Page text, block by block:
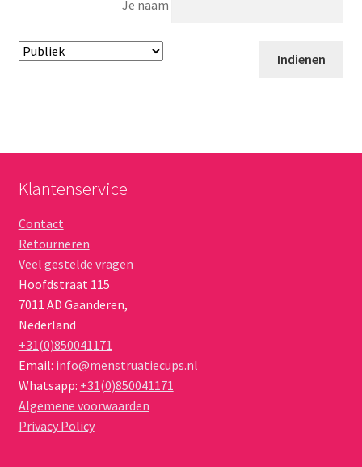
Je naam
Klantenservice
Contact
Retourneren
Veel gestelde vragen
Hoofdstraat 115
7011 AD Gaanderen,
Nederland
+31(0)850041171
Email: info@menstruatiecups.nl
Whatsapp: +31(0)850041171
Algemene voorwaarden
Privacy Policy